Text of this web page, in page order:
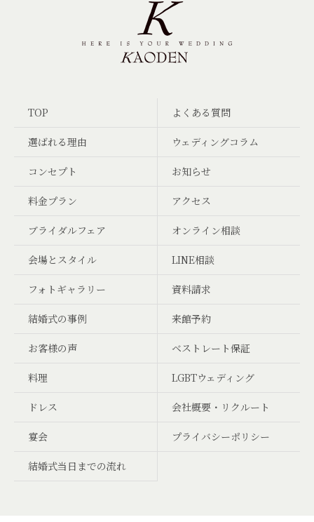
TOP
選ばれる理由
コンセプト
料金プラン
ブライダルフェア
会場とスタイル
フォトギャラリー
結婚式の事例
お客様の声
料理
ドレス
宴会
結婚式当日までの流れ
よくある質問
ウェディングコラム
お知らせ
アクセス
オンライン相談
LINE相談
資料請求
来館予約
ベストレート保証
LGBTウェディング
会社概要・リクルート
プライバシーポリシー